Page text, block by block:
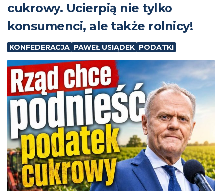
cukrowy. Ucierpią nie tylko
konsumenci, ale także rolnicy!
KONFEDERACJA PAWEŁ USIĄDEK PODATKI